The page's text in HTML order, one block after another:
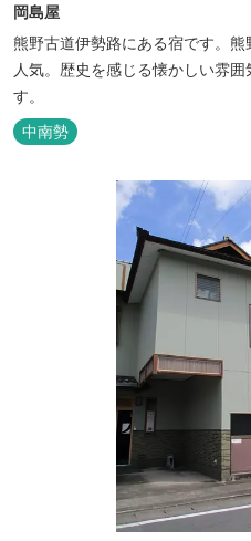
岡島屋
熊野古道伊勢路にある宿です。
人気。歴史を感じる懐かしい雰
す。
中南勢